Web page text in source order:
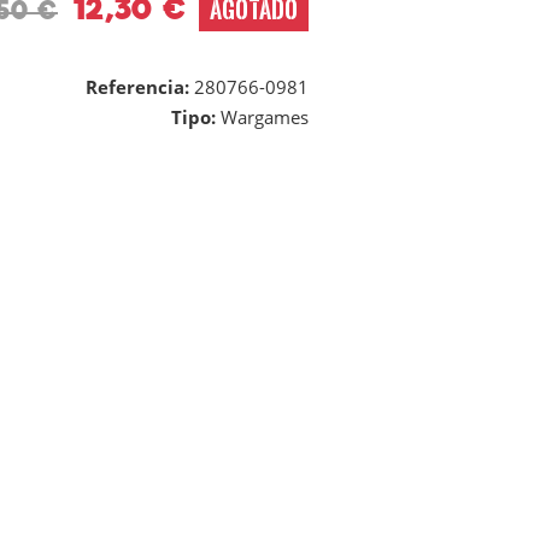
€ 12,30 € AGOTADO
Referencia: 280766-0981
Tipo: Wargames